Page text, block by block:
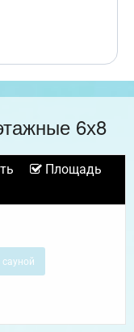
6х8
Площадь
сауной